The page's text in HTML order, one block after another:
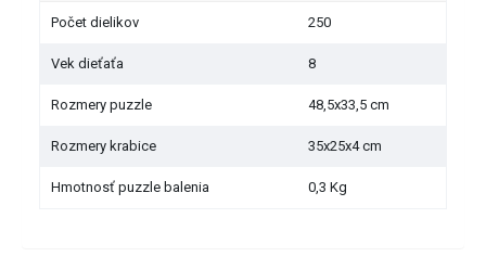
Počet dielikov 250
Vek dieťaťa 8
Rozmery puzzle 48,5x33,5 cm
Rozmery krabice 35x25x4 cm
Hmotnosť puzzle balenia 0,3 Kg